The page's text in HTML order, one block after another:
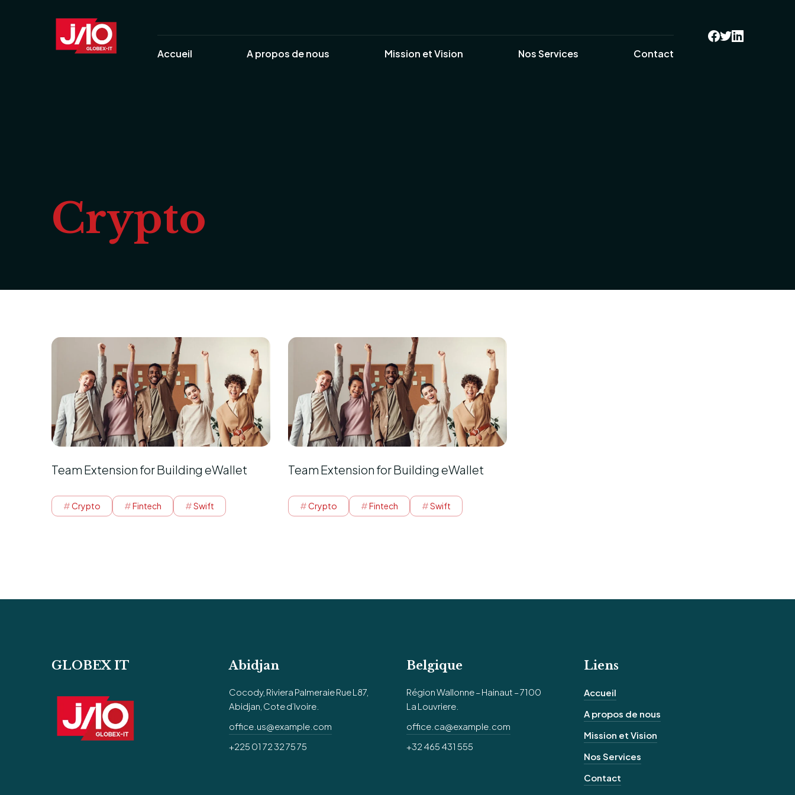
Accueil A propos de nous Mission et Vision Nos Services Contact
Crypto
Team Extension for Building eWallet
Crypto Fintech Swift
Team Extension for Building eWallet
Crypto Fintech Swift
GLOBEX IT Abidjan
Cocody, Riviera Palmeraie Rue L87,
Abidjan, Cote d’Ivoire.
office.us@example.com
+225 01 72 32 75 75
Belgique
Région Wallonne – Hainaut – 7100
La Louvriere.
office.ca@example.com
+32 465 431 555
Liens
Accueil
A propos de nous
Mission et Vision
Nos Services
Contact